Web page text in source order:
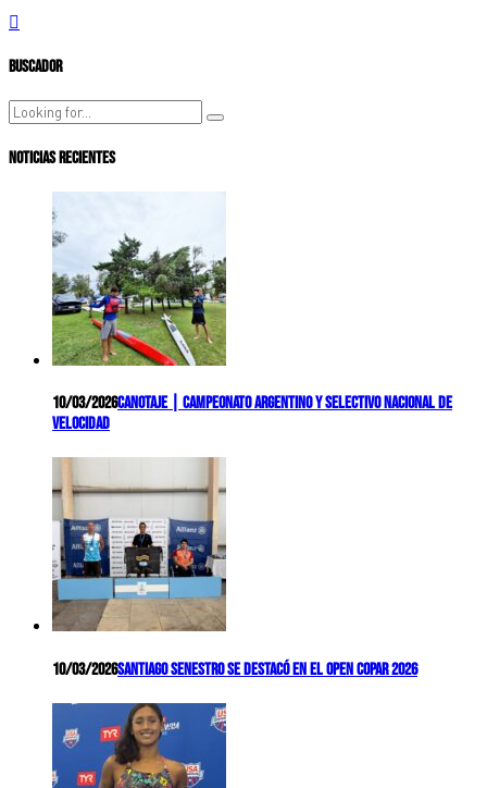
Buscador
Noticias Recientes
10/03/2026Canotaje | Campeonato Argentino y Selectivo Nacional de
Velocidad
10/03/2026Santiago Senestro se destacó en el Open COPAR 2026